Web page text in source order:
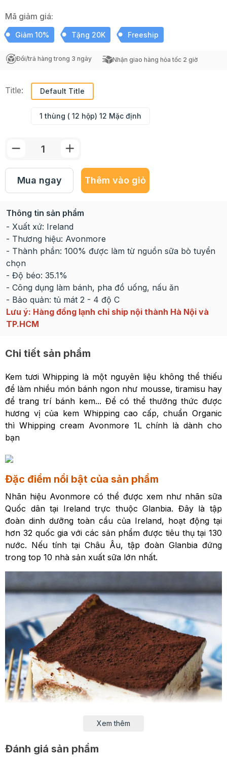
Mã giảm giá:
Giảm 10% Tặng 20K Freeship
Đổi/trả hàng trong 3 ngày Nhận giao hàng hỏa tốc 2 giờ
Title: Default Title
1 thùng ( 12 hộp) 12 Mặc định
Mua ngay Thêm vào giỏ
Thông tin sản phẩm
- Xuất xứ: Ireland
- Thương hiệu: Avonmore
- Thành phần: 100% được làm từ nguồn sữa bò tuyển
chọn
- Độ béo: 35.1%
- Công dụng làm bánh, pha đồ uống, nấu ăn
- Bảo quản: tủ mát 2 - 4 độ C
Lưu ý: Hàng đồng lạnh chỉ ship nội thành Hà Nội và
TP.HCM
Chi tiết sản phẩm
Kem tươi Whipping là một nguyên liệu không thể thiếu
để làm nhiều món bánh ngon như mousse, tiramisu hay
để trang trí bánh kem... Để có thể thưởng thức được
hương vị của kem Whipping cao cấp, chuẩn Organic
thì Whipping cream Avonmore 1L chính là dành cho
bạn
Đặc điểm nổi bật của sản phẩm
Nhãn hiệu Avonmore có thể được xem như nhãn sữa
Quốc dân tại Ireland trực thuộc Glanbia. Đây là tập
đoàn dinh dưỡng toàn cầu của Ireland, hoạt động tại
hơn 32 quốc gia với các sản phẩm được tiêu thụ tại 130
nước. Nếu tính tại Châu Âu, tập đoàn Glanbia đứng
trong top 10 nhà sản xuất sữa lớn nhất.
Xem thêm
Đánh giá sản phẩm